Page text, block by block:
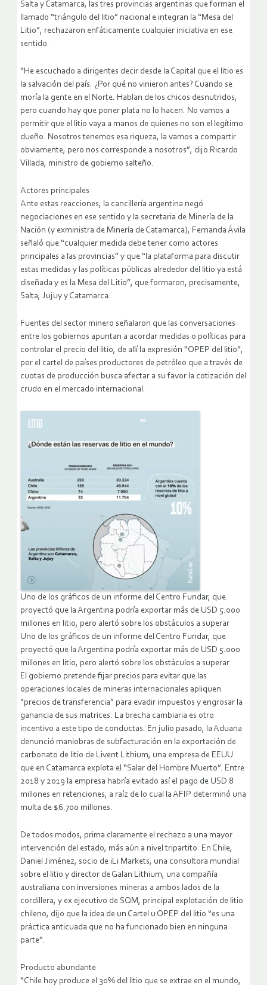
Salta y Catamarca, las tres provincias argentinas que forman el
llamado “triángulo del litio” nacional e integran la “Mesa del
Litio”, rechazaron enfáticamente cualquier iniciativa en ese
sentido.
“He escuchado a dirigentes decir desde la Capital que el litio es
la salvación del país. ¿Por qué no vinieron antes? Cuando se
moría la gente en el Norte. Hablan de los chicos desnutridos,
pero cuando hay que poner plata no lo hacen. No vamos a
permitir que el litio vaya a manos de quienes no son el legítimo
dueño. Nosotros tenemos esa riqueza, la vamos a compartir
obviamente, pero nos corresponde a nosotros”, dijo Ricardo
Villada, ministro de gobierno salteño.
Actores principales
Ante estas reacciones, la cancillería argentina negó
negociaciones en ese sentido y la secretaria de Minería de la
Nación (y exministra de Minería de Catamarca), Fernanda Ávila
señaló que “cualquier medida debe tener como actores
principales a las provincias” y que “la plataforma para discutir
estas medidas y las políticas públicas alrededor del litio ya está
diseñada y es la Mesa del Litio”, que formaron, precisamente,
Salta, Jujuy y Catamarca.
Fuentes del sector minero señalaron que las conversaciones
entre los gobiernos apuntan a acordar medidas o políticas para
controlar el precio del litio, de allí la expresión “OPEP del litio”,
por el cartel de países productores de petróleo que a través de
cuotas de producción busca afectar a su favor la cotización del
crudo en el mercado internacional.
Uno de los gráficos de un informe del Centro Fundar, que
proyectó que la Argentina podría exportar más de USD 5.000
millones en litio, pero alertó sobre los obstáculos a superar
Uno de los gráficos de un informe del Centro Fundar, que
proyectó que la Argentina podría exportar más de USD 5.000
millones en litio, pero alertó sobre los obstáculos a superar
El gobierno pretende fijar precios para evitar que las
operaciones locales de mineras internacionales apliquen
“precios de transferencia” para evadir impuestos y engrosar la
ganancia de sus matrices. La brecha cambiaria es otro
incentivo a este tipo de conductas. En julio pasado, la Aduana
denunció maniobras de subfacturación en la exportación de
carbonato de litio de Livent Lithium, una empresa de EEUU
que en Catamarca explota el “Salar del Hombre Muerto”. Entre
2018 y 2019 la empresa habría evitado así el pago de USD 8
millones en retenciones, a raíz de lo cual la AFIP determinó una
multa de $6.700 millones.
De todos modos, prima claramente el rechazo a una mayor
intervención del estado, más aún a nivel tripartito. En Chile,
Daniel Jiménez, socio de iLi Markets, una consultora mundial
sobre el litio y director de Galan Lithium, una compañía
australiana con inversiones mineras a ambos lados de la
cordillera, y ex ejecutivo de SQM, principal explotación de litio
chileno, dijo que la idea de un Cartel u OPEP del litio “es una
práctica anticuada que no ha funcionado bien en ninguna
parte”.
Producto abundante
“Chile hoy produce el 30% del litio que se extrae en el mundo,